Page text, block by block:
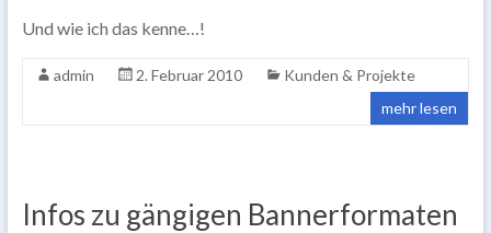
Und wie ich das kenne…!
admin 2. Februar 2010
Kunden & Projekte
mehr lesen
Infos zu gängigen Bannerformaten